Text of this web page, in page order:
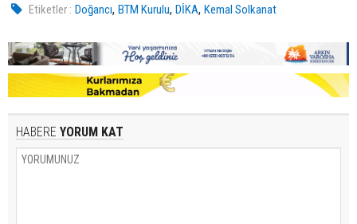
Etiketler : Doğancı,BTM Kurulu,DİKA,Kemal Solkanat
HABERE YORUM KAT